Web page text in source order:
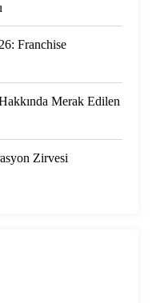
Franchise
Merak Edilen
Zirvesi